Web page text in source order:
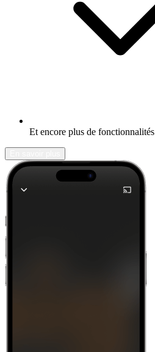
Et encore plus de fonctionnalités